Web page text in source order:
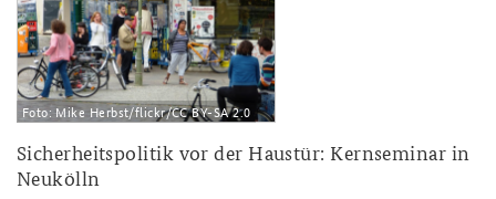
Foto: Mike Herbst/flickr/CC BY-SA 2.0
Sicherheitspolitik vor der Haustür: Kernseminar in
Neukölln